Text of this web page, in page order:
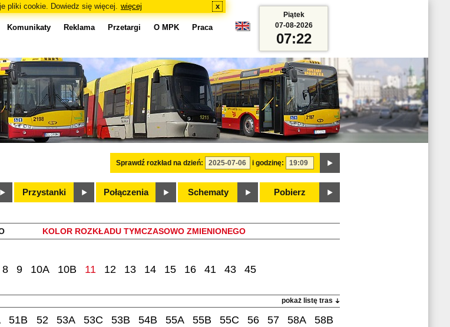
pliki cookie. Dowiedz się więcej. więcej x
Komunikaty Reklama Przetargi O MPK Praca
Sprawdź rozkład na dzień: i godzinę:
Przystanki Połączenia Schematy Pobierz
Piątek
07-08-2026
07:22
KOLOR ROZKŁADU TYMCZASOWO ZMIENIONEGO
8 9 10A 10B 11 12 13 14 15 16 41 43 45
pokaż listę tras
51B 52 53A 53C 53B 54B 55A 55B 55C 56 57 58A
58B